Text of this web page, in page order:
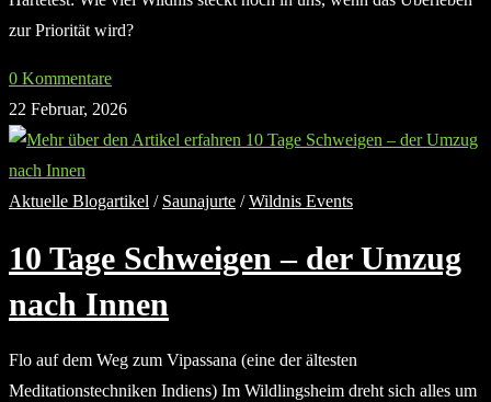
zur Priorität wird?
0 Kommentare
22 Februar, 2026
Aktuelle Blogartikel / Saunajurte /Wildnis Events
10 Tage Schweigen – der Umzug
nach Innen
Flo auf dem Weg zum Vipassana (eine der ältesten
Meditationstechniken Indiens) Im Wildlingsheim dreht sich alles um